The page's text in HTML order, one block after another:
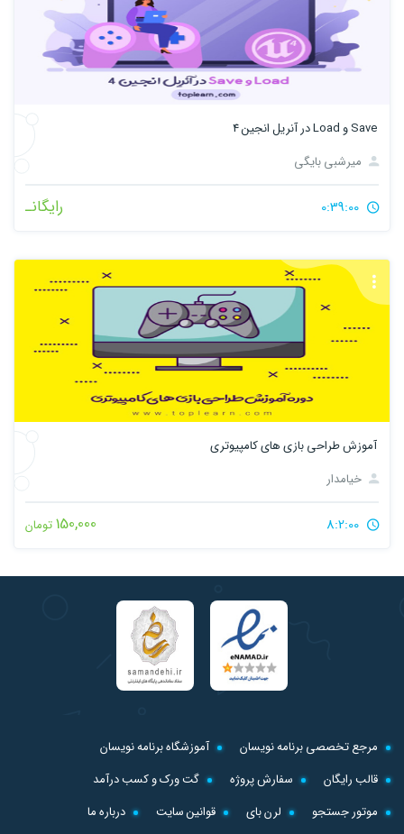
Save و Load در آنریل انجین 4
میرشبی بایگی
رایگانـ
آموزش طراحی بازی های کامپیوتری
خیامدار
150,000تومان
مرجع تخصصی برنامه نویسان
آموزشگاه برنامه نویسان
قالب رایگان
سفارش پروژه
گت ورک و کسب درآمد
موتور جستجو
لرن بای قوانین سایت درباره ما